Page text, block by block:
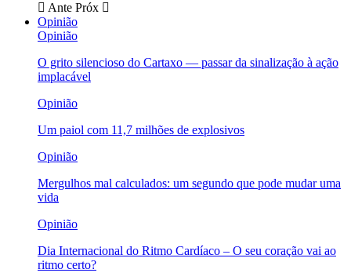
Ante Próx
Opinião
Opinião
O grito silencioso do Cartaxo — passar da sinalização à ação
implacável
Opinião
Um paiol com 11,7 milhões de explosivos
Opinião
Mergulhos mal calculados: um segundo que pode mudar uma
vida
Opinião
Dia Internacional do Ritmo Cardíaco – O seu coração vai ao
ritmo certo?